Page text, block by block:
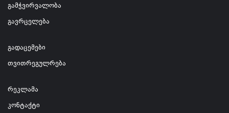
გამჭვირვალობა
გავრცელება
გადაცემები
თვითრეგულრება
რეკლამა
კონტაქტი